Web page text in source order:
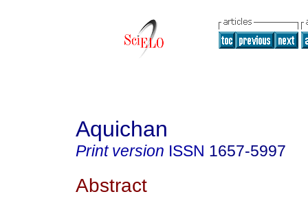
Aquichan
Print version ISSN 1657-5997
Abstract